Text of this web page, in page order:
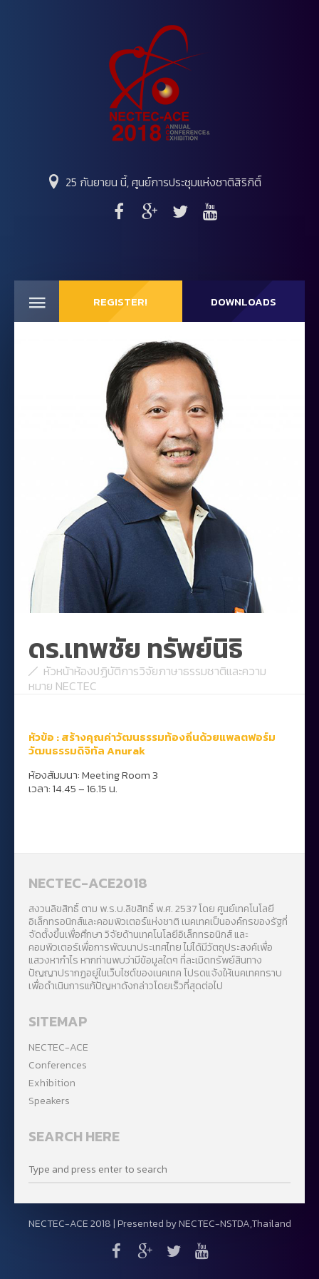
25 กันยายน นี้, ศูนย์การประชุมแห่งชาติสิริกิติ์
REGISTER! DOWNLOADS
ดร.เทพชัย ทรัพย์นิธิ
หัวหน้าห้องปฏิบัติการวิจัยภาษาธรรมชาติและความ
หมาย NECTEC
หัวข้อ :สร้างคุณค่าวัฒนธรรมท้องถิ่นด้วยแพลตฟอร์ม
วัฒนธรรมดิจิทัลAnurak
ห้องสัมมนา: Meeting Room 3
เวลา: 14.45 – 16.15 น.
NECTEC-ACE2018
สงวนลิขสิทธิ์ ตาม พ.ร.บ.ลิขสิทธิ์ พ.ศ. 2537 โดย ศูนย์เทคโนโลยี
อิเล็กทรอนิกส์และคอมพิวเตอร์แห่งชาติ เนคเทคเป็นองค์กรของรัฐที่
จัดตั้งขึ้นเพื่อศึกษา วิจัยด้านเทคโนโลยีอิเล็กทรอนิกส์ และ
คอมพิวเตอร์เพื่อการพัฒนาประเทศไทย ไม่ได้มีวัตถุประสงค์เพื่อ
แสวงหากำไร หากท่านพบว่ามีข้อมูลใดๆ ที่ละเมิดทรัพย์สินทาง
ปัญญาปรากฏอยู่ในเว็บไซต์ของเนคเทค โปรดแจ้งให้เนคเทคทราบ
เพื่อดำเนินการแก้ปัญหาดังกล่าวโดยเร็วที่สุดต่อไป
SITEMAP
NECTEC-ACE
Conferences
Exhibition
Speakers
SEARCH HERE
NECTEC-ACE 2018 | Presented byNECTEC-NSTDA,Thailand